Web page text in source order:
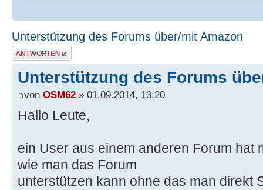
Unterstützung des Forums über/mit Amazon
Antwort schreiben
Unterstützung des Forums
von OSM62 » 01.09.2014, 13:20
Hallo Leute,
ein User aus einem anderen Forum hat
wie man das Forum
unterstützen kann ohne das man direkt